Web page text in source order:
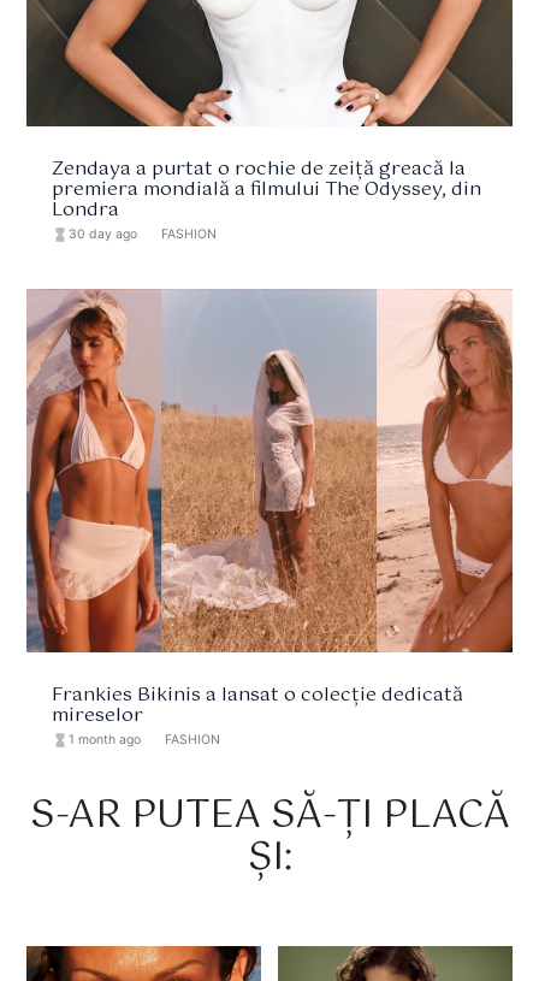
Zendaya a purtat o rochie de zeiță greacă la
premiera mondială a filmului The Odyssey, din
Londra
hourglass_full 30 day ago FASHION
Frankies Bikinis a lansat o colecție dedicată
mireselor
hourglass_full 1 month ago FASHION
S-AR PUTEA SĂ-ȚI PLACĂ
ȘI: